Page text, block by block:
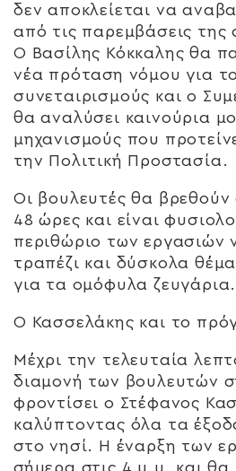
δεν αποκλείεται να
από τις παρεμβάσεις της
Ο Βασίλης Κόκκαλης θα
νέα πρόταση νόμου για
συνεταιρισμούς και ο
θα αναλύσει καινούρια
μηχανισμούς που
την Πολιτική Προστασία.
Οι βουλευτές θα βρεθούν
48 ώρες και είναι
περιθώριο των εργασιών
τραπέζι και δύσκολα
για τα ομόφυλα ζευγάρια.
Ο Κασσελάκης και το
Μέχρι την τελευταία
διαμονή των βουλευτών
φροντίσει ο Στέφανος
καλύπτοντας όλα τα
στο νησί. Η έναρξη των
σήμερα στις 4 μ.μ. και